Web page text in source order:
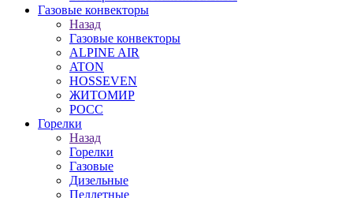
Газовые конвекторы
Назад
Газовые конвекторы
ALPINE AIR
ATON
HOSSEVEN
ЖИТОМИР
РОСС
Горелки
Назад
Горелки
Газовые
Дизельные
Пеллетные